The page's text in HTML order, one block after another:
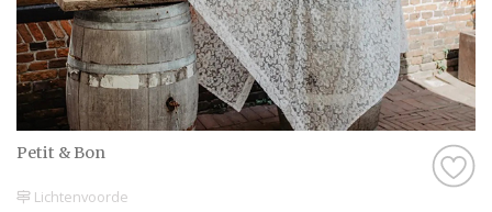
Petit & Bon
Lichtenvoorde